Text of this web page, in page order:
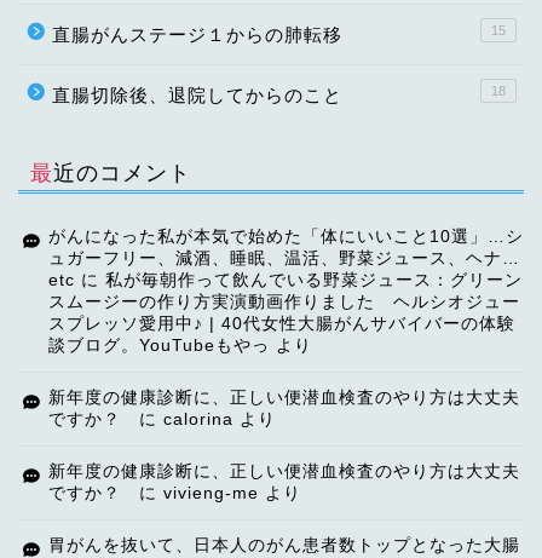
直腸がんステージ１からの肺転移 15
直腸切除後、退院してからのこと 18
最近のコメント
がんになった私が本気で始めた「体にいいこと10選」…シ
ュガーフリー、減酒、睡眠、温活、野菜ジュース、ヘナ…
etc に 私が毎朝作って飲んでいる野菜ジュース：グリーン
スムージーの作り方実演動画作りました ヘルシオジュー
スプレッソ愛用中♪ | 40代女性大腸がんサバイバーの体験
談ブログ。YouTubeもやっ より
新年度の健康診断に、正しい便潜血検査のやり方は大丈夫
ですか？
に calorina より
新年度の健康診断に、正しい便潜血検査のやり方は大丈夫
ですか？
に vivieng-me より
胃がんを抜いて、日本人のがん患者数トップとなった大腸
TOP